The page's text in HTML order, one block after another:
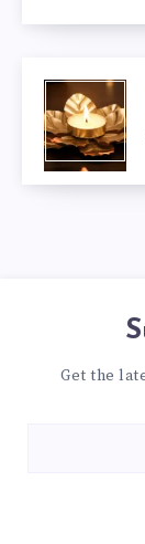
Get the